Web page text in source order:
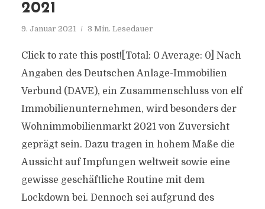
2021
9. Januar 2021 3 Min. Lesedauer
Click to rate this post![Total: 0 Average: 0] Nach
Angaben des Deutschen Anlage-Immobilien
Verbund (DAVE), ein Zusammenschluss von elf
Immobilienunternehmen, wird besonders der
Wohnimmobilienmarkt 2021 von Zuversicht
geprägt sein. Dazu tragen in hohem Maße die
Aussicht auf Impfungen weltweit sowie eine
gewisse geschäftliche Routine mit dem
Lockdown bei. Dennoch sei aufgrund des